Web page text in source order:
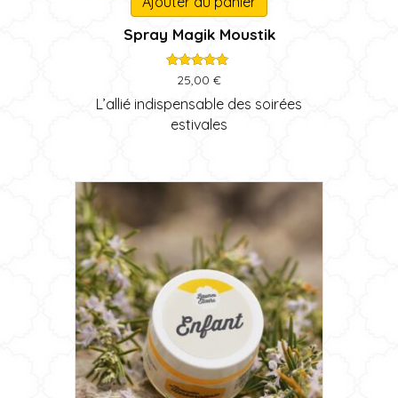
Spray Magik Moustik
Note
5.00
sur 5
25,00 €
L’allié indispensable des soirées
estivales